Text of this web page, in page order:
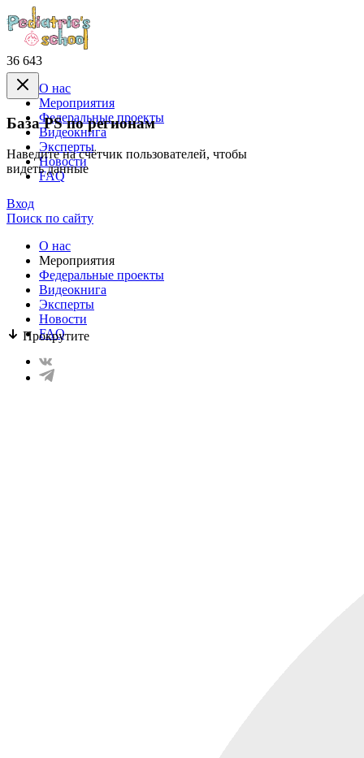
36 643
База PS по регионам
Наведите на счётчик пользователей, чтобы
видеть данные
Прокрутите
О нас
Mероприятия
Федеральные проекты
Видеокнига
Эксперты
Новости
FAQ
Вход
Поиск по сайту
О нас
Mероприятия
Федеральные проекты
Видеокнига
Эксперты
Новости
FAQ